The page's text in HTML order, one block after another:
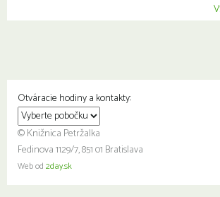
Otváracie hodiny a kontakty:
© Knižnica Petržalka
Fedinova 1129/7, 851 01 Bratislava
Web od 2day.sk